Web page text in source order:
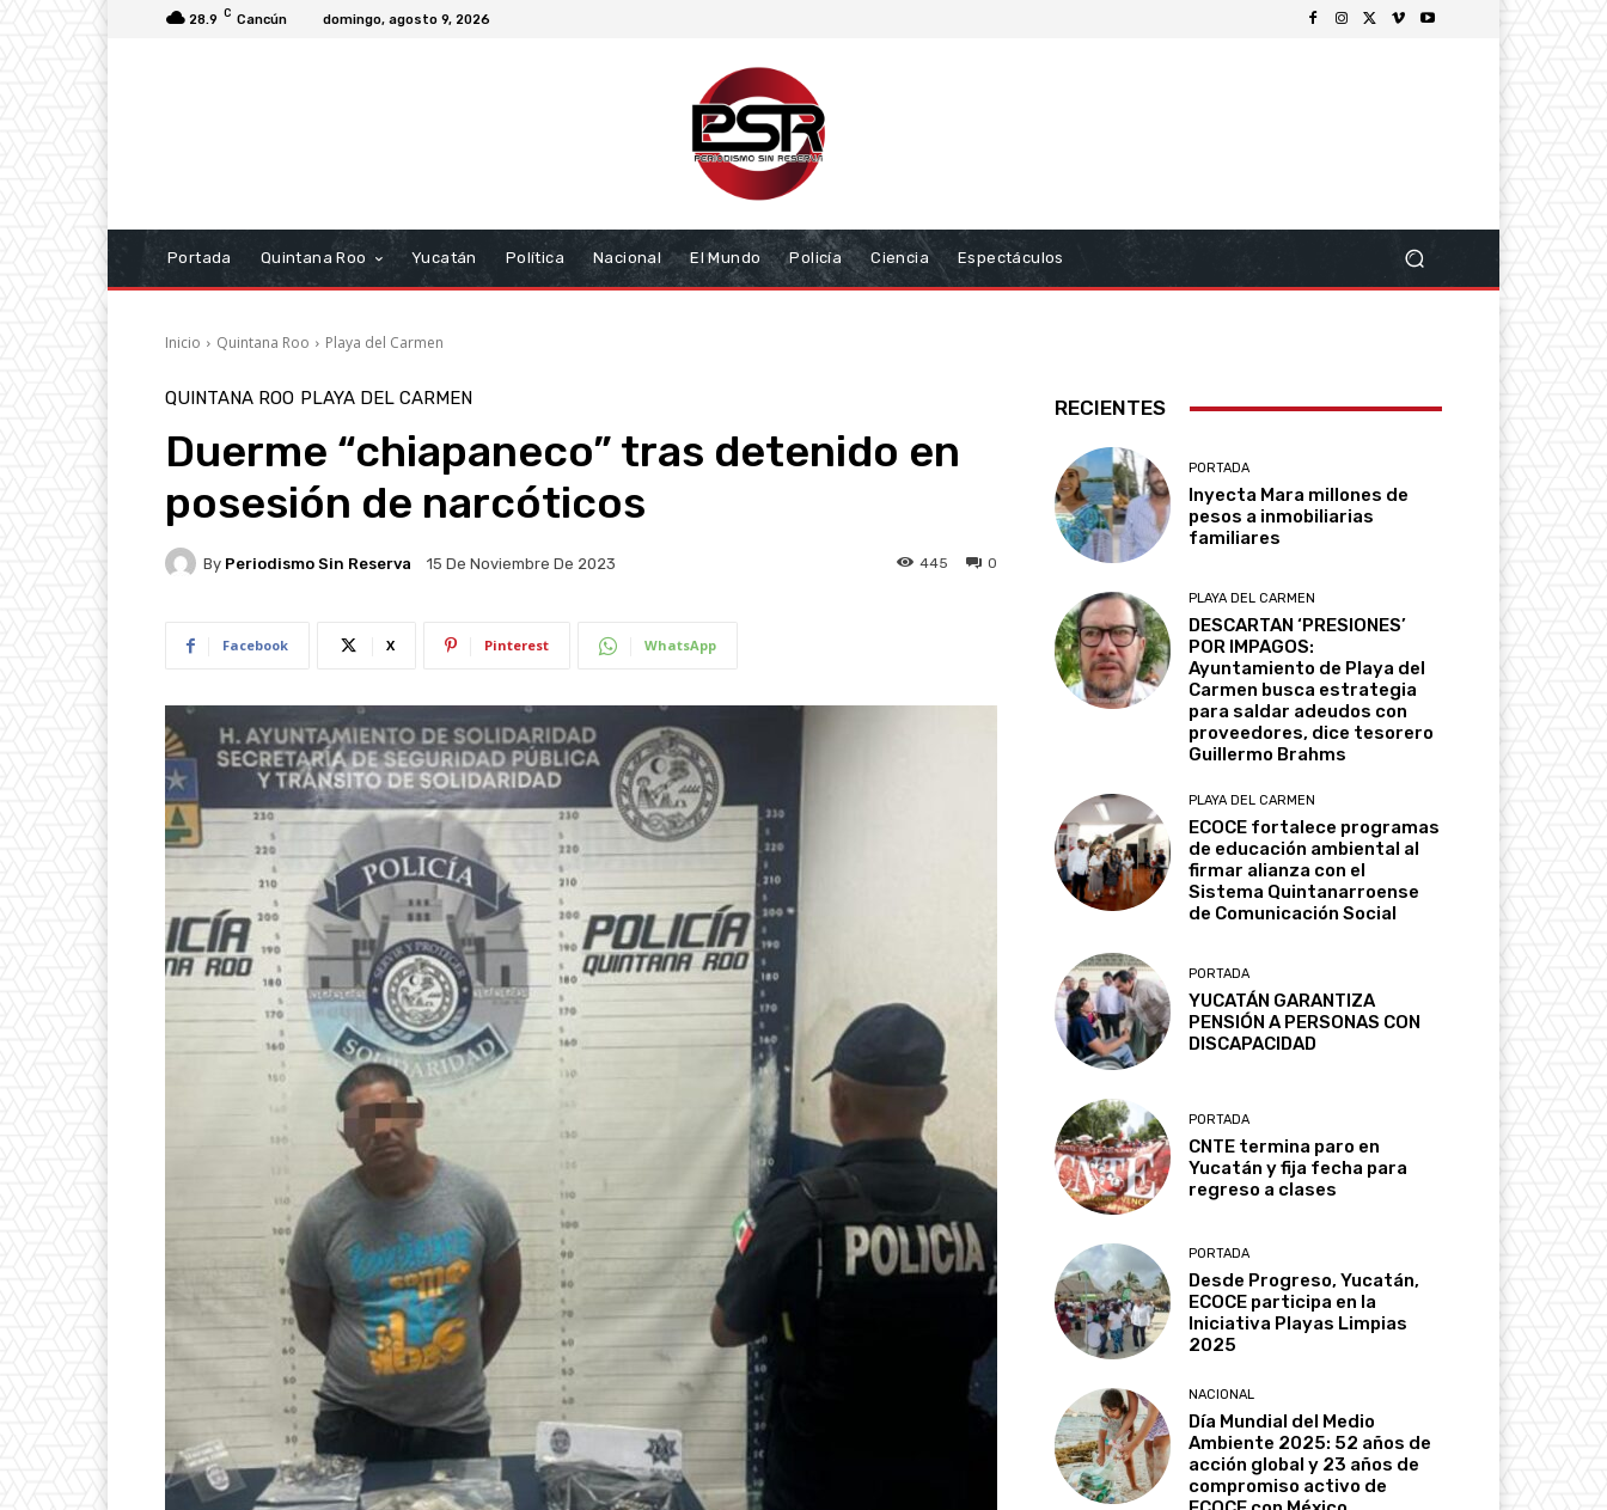
28.9 C Cancún domingo, agosto 9, 2026
Portada Quintana Roo Yucatán Política Nacional El Mundo Policía Ciencia Espectáculos
Inicio Quintana Roo Playa del Carmen
QUINTANA ROO PLAYA DEL CARMEN
Duerme “chiapaneco” tras detenido en
posesión de narcóticos
By Periodismo Sin Reserva 15 De Noviembre De 2023 0
445
Facebook X Pinterest WhatsApp
RECIENTES
PORTADA
Inyecta Mara millones de
pesos a inmobiliarias
familiares
PLAYA DEL CARMEN
DESCARTAN ‘PRESIONES’
POR IMPAGOS:
Ayuntamiento de Playa del
Carmen busca estrategia
para saldar adeudos con
proveedores, dice tesorero
Guillermo Brahms
PLAYA DEL CARMEN
ECOCE fortalece programas
de educación ambiental al
firmar alianza con el
Sistema Quintanarroense
de Comunicación Social
PORTADA
YUCATÁN GARANTIZA
PENSIÓN A PERSONAS CON
DISCAPACIDAD
PORTADA
CNTE termina paro en
Yucatán y fija fecha para
regreso a clases
PORTADA
Desde Progreso, Yucatán,
ECOCE participa en la
Iniciativa Playas Limpias
2025
NACIONAL
Día Mundial del Medio
Ambiente 2025: 52 años de
acción global y 23 años de
compromiso activo de